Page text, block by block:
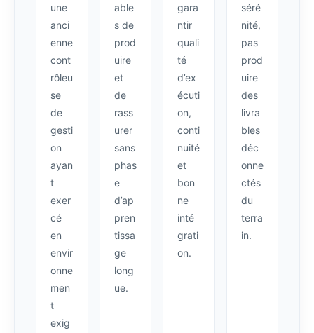
une
anci
enne
cont
rôleu
se
de
gesti
on
ayan
t
exer
cé
en
envir
onne
men
t
exig
able
s de
prod
uire
et
de
rass
urer
sans
phas
e
d’ap
pren
tissa
ge
long
ue.
gara
ntir
quali
té
d’ex
écuti
on,
conti
nuité
et
bon
ne
inté
grati
on.
séré
nité,
pas
prod
uire
des
livra
bles
déc
onne
ctés
du
terra
in.